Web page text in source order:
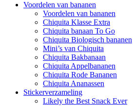
Voordelen van bananen
Voordelen van bananen
Chiquita Klasse Extra
Chiquita banaan To Go
Chiquita Biologisch bananen
Mini’s van Chiquita
Chiquita Bakbanaan
Chiquita Appelbananen
Chiquita Rode Bananen
Chiquita Ananassen
Stickerverzameling
Likely the Best Snack Ever